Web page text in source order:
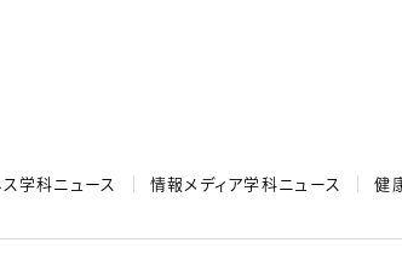
学科ニュース 情報メディア学科ニュース 健